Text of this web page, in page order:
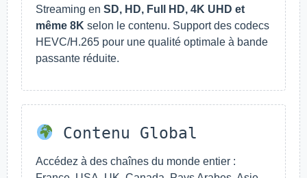
Streaming en SD, HD, Full HD, 4K UHD et
même 8K selon le contenu. Support des codecs
HEVC/H.265 pour une qualité optimale à bande
passante réduite.
Contenu Global
Accédez à des chaînes du monde entier :